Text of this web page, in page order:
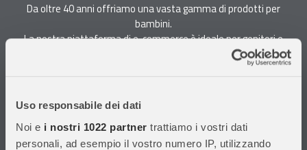
Uso responsabile dei dati
Noi e i nostri 1022 partner trattiamo i vostri dati
personali, ad esempio il vostro numero IP, utilizzando
Da oltre 40 anni offriamo una vasta gamma di prodotti per
bambini.
La nostra piattaforma di e-commerce è ideale per genitori e
specialisti alla ricerca di giocattoli, articoli per l'infanzia, cancelleria e
soddisfare le esigenze dei clienti.
Informazioni